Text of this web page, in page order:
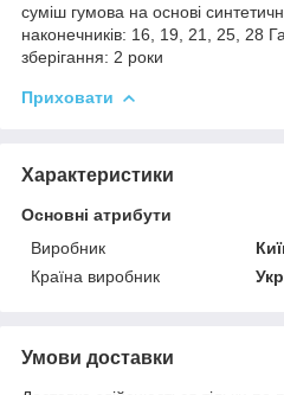
суміш гумова на основі
наконечників: 16, 19, 21, 25, 28
зберігання: 2 роки
Приховати
Характеристики
Основні атрибути
Виробник
Країна виробник
Умови доставки